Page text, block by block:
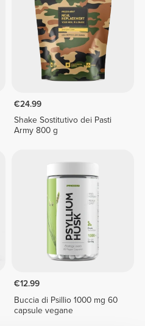
€24.99
Shake Sostitutivo dei Pasti
Army 800 g
€12.99
Buccia di Psillio 1000 mg 60
capsule vegane